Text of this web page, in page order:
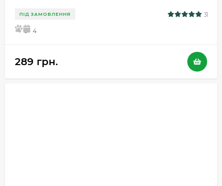
ПІД ЗАМОВЛЕННЯ 31
5 4
289 грн.